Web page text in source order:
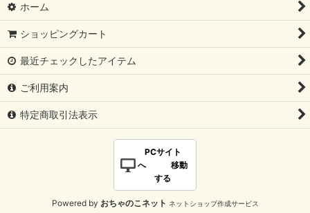
ホーム
ショッピングカート
最近チェックしたアイテム
ご利用案内
特定商取引法表示
PCサイト
へ 移動
する
Powered by おちゃのこネット ネットショップ作成サービス